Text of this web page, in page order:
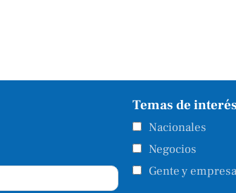
Temas de
Nacionales
Negocios
Gente y empresa